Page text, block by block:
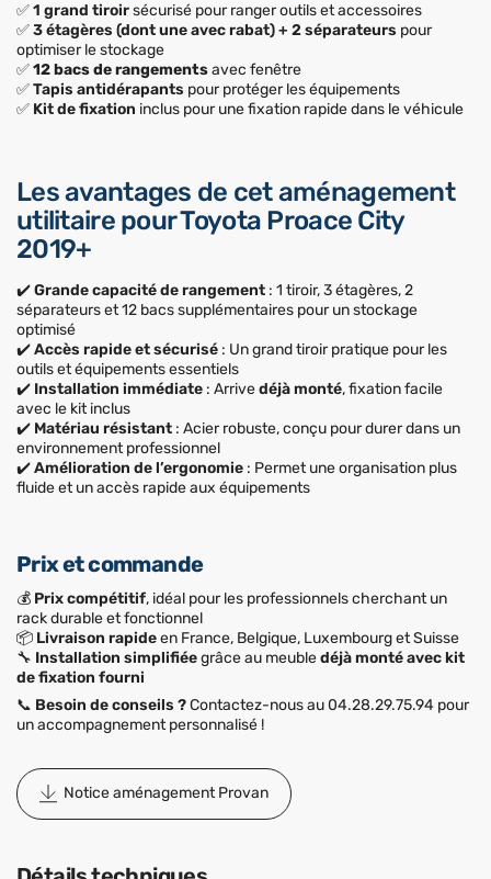
✅1 grand tiroirsécurisé pour ranger outils et accessoires
✅3 étagères (dont une avec rabat) + 2 séparateurs pour
optimiser le stockage
✅12 bacs de rangementsavec fenêtre
✅Tapis antidérapants pour protéger les équipements
✅ Kit de fixation inclus pour une fixation rapide dans le véhicule
Les avantages de cet aménagement
utilitaire pour Toyota Proace City
2019+
✔️Grande capacité de rangement : 1 tiroir, 3 étagères, 2
séparateurs et 12 bacs supplémentaires pour un stockage
optimisé
✔️Accès rapide et sécurisé : Un grand tiroir pratique pour les
outils et équipements essentiels
✔️ Installation immédiate : Arrivedéjà monté, fixation facile
avec le kit inclus
✔️ Matériau résistant : Acier robuste, conçu pour durer dans un
environnement professionnel
✔️Amélioration de l’ergonomie : Permet une organisation plus
fluide et un accès rapide aux équipements
Prix et commande
💰 Prix compétitif, idéal pour les professionnels cherchant un
rack durable et fonctionnel
📦 Livraison rapideen France, Belgique, Luxembourg et Suisse
🔧 Installation simplifiéegrâce au meubledéjà monté avec kit
de fixation fourni
📞 Besoin de conseils ?Contactez-nous au 04.28.29.75.94 pour
un accompagnement personnalisé !
Notice aménagement Provan